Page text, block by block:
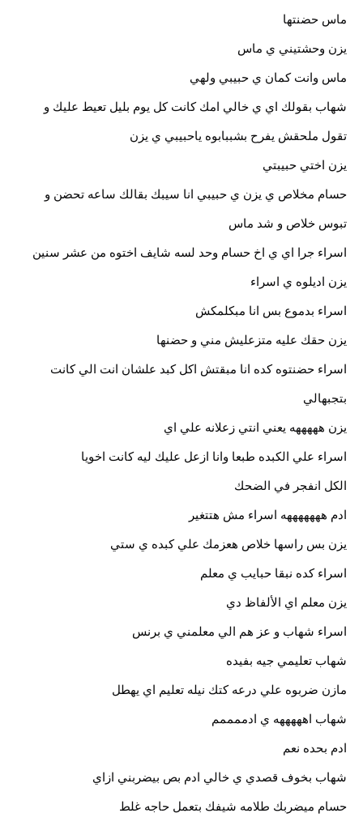
ماس حضنتها
يزن وحشتيني ي ماس
ماس وانت كمان ي حبيبي ولهي
شهاب بقولك اي ي خالي امك كانت كل يوم بليل تعيط عليك و
تقول ملحقش يفرح بشببابوه ياحبيبي ي يزن
يزن اختي حبيبتي
حسام مخلاص ي يزن ي حبيبي انا سيبك بقالك ساعه تحضن و
تبوس خلاص و شد ماس
اسراء جرا اي ي اخ حسام وحد لسه شايف اختوه من عشر سنين
يزن اديلوه ي اسراء
اسراء بدموع بس انا مبكلمكش
يزن حقك عليه متزعليش مني و حضنها
اسراء حضنتوه كده انا مبقتش اكل كبد علشان انت الي كانت
بتجبهالي
يزن هههههه يعني انتي زعلانه علي اي
اسراء علي الكبده طبعا وانا ازعل عليك ليه كانت اخويا
الكل انفجر في الضحك
ادم هههههههه اسراء مش هتتغير
يزن بس راسها خلاص هعزمك علي كبده ي ستي
اسراء كده نبقا حبايب ي معلم
يزن معلم اي الألفاظ دي
اسراء شهاب و عز هم الي معلمني ي برنس
شهاب تعليمي جيه بفيده
مازن ضربوه علي درعه كتك نيله تعليم اي يهطل
شهاب اهههههه ي ادممممم
ادم بحده نعم
شهاب بخوف قصدي ي خالي ادم بص بيضربني ازاي
حسام ميضربك طلامه شيفك بتعمل حاجه غلط